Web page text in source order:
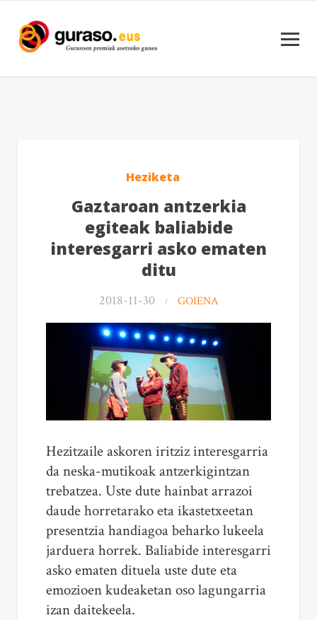
Heziketa
Gaztaroan antzerkia
egiteak baliabide
interesgarri asko ematen
ditu
2018-11-30 GOIENA
Hezitzaile askoren iritziz interesgarria
da neska-mutikoak antzerkigintzan
trebatzea. Uste dute hainbat arrazoi
daude horretarako eta ikastetxeetan
presentzia handiagoa beharko lukeela
jarduera horrek. Baliabide interesgarri
asko ematen dituela uste dute eta
emozioen kudeaketan oso lagungarria
izan daitekeela.